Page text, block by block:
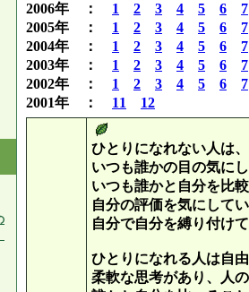
2006年 ： 1 2 3 4 5 6
7
2005年 ： 1 2 3 4 5 6
7
2004年 ： 1 2 3 4 5 6
7
2003年 ： 1 2 3 4 5 6
7
2002年 ： 1 2 3 4 5 6
7
2001年 ： 11 12
ひとりになれない人は
いつも誰かの目の気に
いつも誰かと自分を比
自分の評価を気にして
自分で自分を縛り付け
ひとりになれる人は自
柔軟な思考があり、人